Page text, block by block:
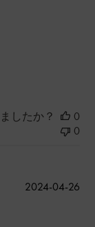
したか？
0
0
公
2024-04-26